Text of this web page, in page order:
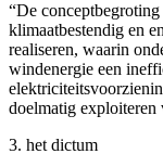
“De
klimaatbestendig en
realiseren, waarin
windenergie een
doelmatig
3. het dictum